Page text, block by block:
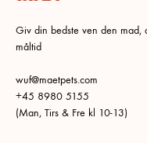
Giv din bedste ven den mad,
måltid
wuf@maetpets.com
+45 8980 5155
(Man, Tirs & Fre kl 10-13)